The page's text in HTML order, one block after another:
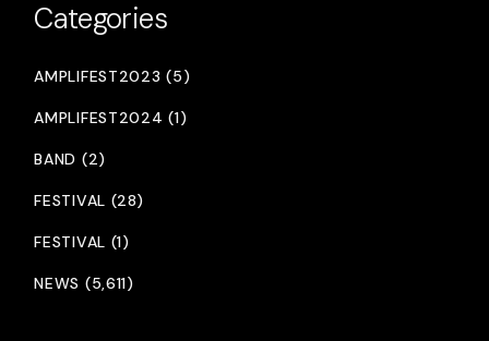
Categories
AMPLIFEST2023 (5)
AMPLIFEST2024 (1)
BAND (2)
FESTIVAL (28)
FESTIVAL (1)
NEWS (5,611)